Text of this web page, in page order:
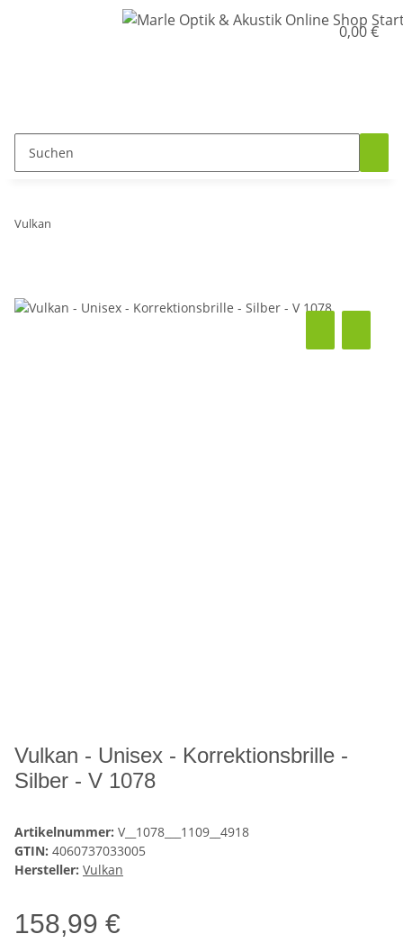
0,00 €
Vulkan
Vulkan - Unisex - Korrektionsbrille -
Silber - V 1078
Artikelnummer: V__1078___1109__4918
GTIN: 4060737033005
Hersteller: Vulkan
158,99 €